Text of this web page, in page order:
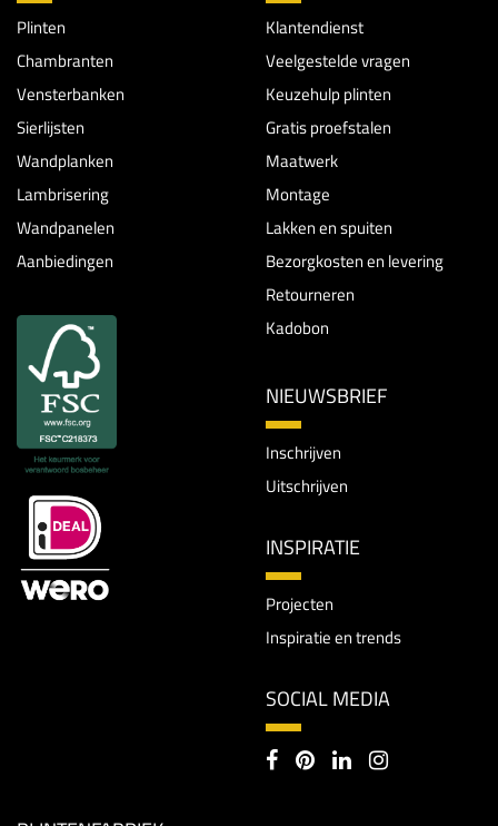
Plinten
Chambranten
Vensterbanken
Sierlijsten
Wandplanken
Lambrisering
Wandpanelen
Aanbiedingen
Klantendienst
Veelgestelde vragen
Keuzehulp plinten
Gratis proefstalen
Maatwerk
Montage
Lakken en spuiten
Bezorgkosten en levering
Retourneren
Kadobon
NIEUWSBRIEF
Inschrijven
Uitschrijven
INSPIRATIE
Projecten
Inspiratie en trends
SOCIAL MEDIA